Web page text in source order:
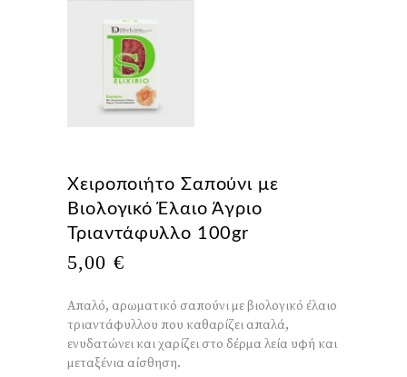
Χειροποιήτο Σαπούνι με
Βιολογικό Έλαιο Άγριο
Τριαντάφυλλο 100gr
5,00 €
Απαλό, αρωματικό σαπούνι με βιολογικό έλαιο
τριαντάφυλλου που καθαρίζει απαλά,
ενυδατώνει και χαρίζει στο δέρμα λεία υφή και
μεταξένια αίσθηση.